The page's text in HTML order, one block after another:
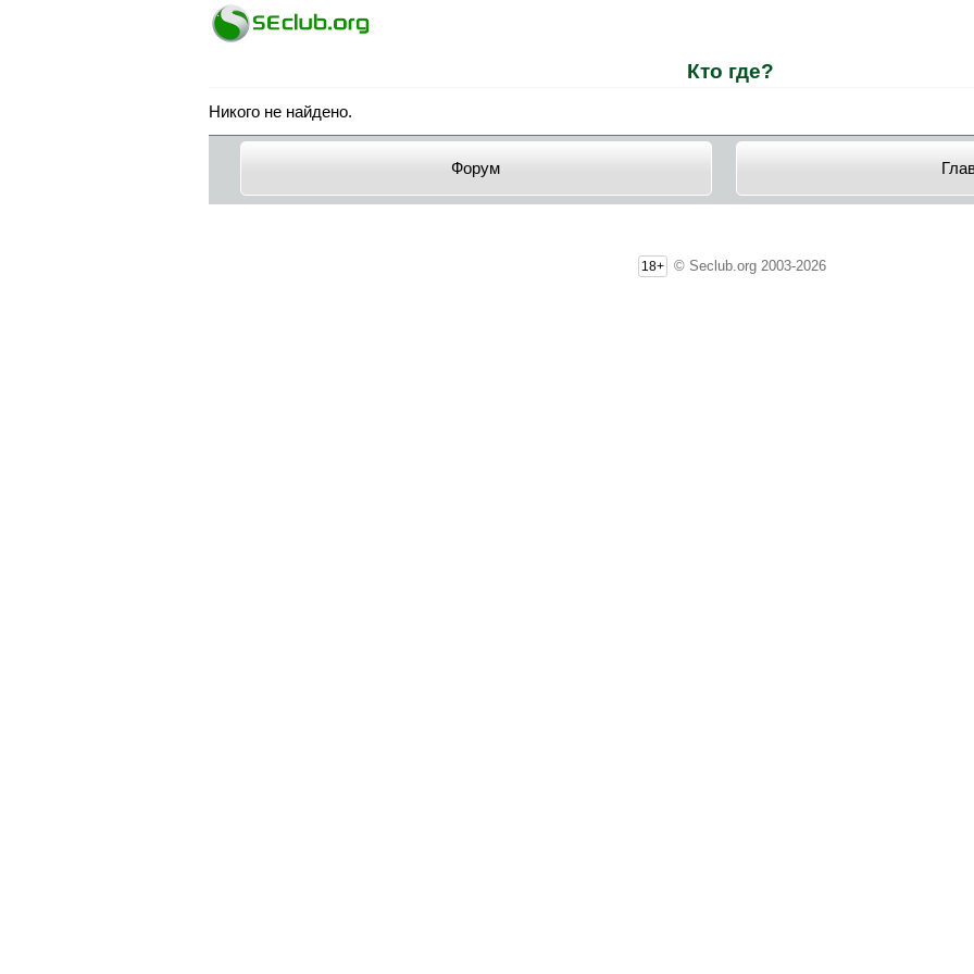
Кто где?
Никого не найдено.
Форум
18+ © Seclub.org 2003-2026